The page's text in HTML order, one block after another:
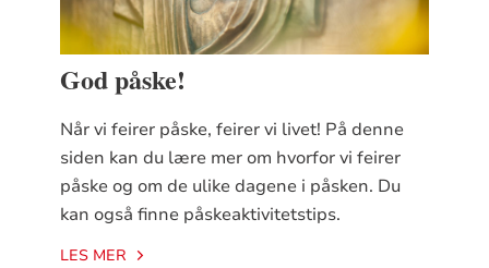
God påske!
Når vi feirer påske, feirer vi livet! På denne
siden kan du lære mer om hvorfor vi feirer
påske og om de ulike dagene i påsken. Du
kan også finne påskeaktivitetstips.
LES MER